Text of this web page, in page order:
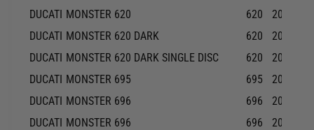
DUCATI MONSTER 620 620
2005-
DUCATI MONSTER 620 DARK 620
2005-
DUCATI MONSTER 620 DARK SINGLE DISC 620
2005-
DUCATI MONSTER 695 695
2007-
DUCATI MONSTER 696 696
2008-
DUCATI MONSTER 696 696
2013-